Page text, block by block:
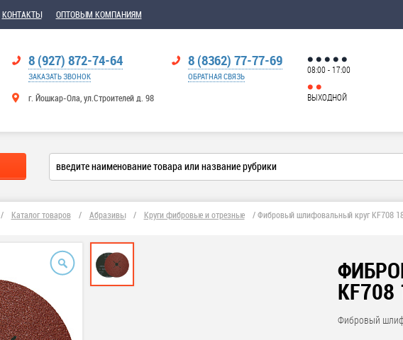
КОНТАКТЫ ОПТОВЫМ КОМПАНИЯМ
8 (927) 872-74-64
ЗАКАЗАТЬ ЗВОНОК
г. Йошкар-Ола, ул.Строителей д. 98
8 (8362) 77-77-69
ОБРАТНАЯ СВЯЗЬ
08:00 - 17:00
ВЫХОДНОЙ
/ Каталог товаров / Абразивы / Круги фибровые и отрезные /Фибровый шлифовальный круг KF708
Фибровый